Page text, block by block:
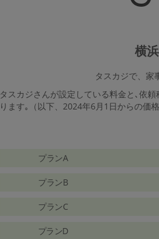
横
タスカジで、家
タスカジさんが設定している料金と､依
ります｡（以下、2024年6月1日からの価格
プランA
プランB
プランC
プランD